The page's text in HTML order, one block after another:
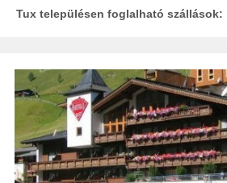
Tux településen foglalható szállások: